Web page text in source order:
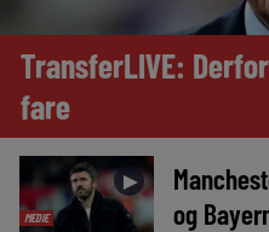
TransferLIVE:
fare
MEDIE
►
og